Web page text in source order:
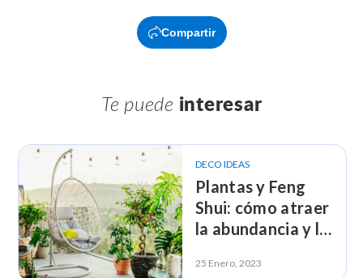
Compartir
Te puede interesar
DECO IDEAS
Plantas y Feng
Shui: cómo atraer
la abundancia y la
25 Enero, 2023